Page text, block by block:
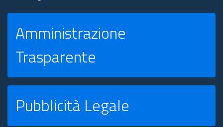
Amministrazione
Trasparente
Pubblicità Legale